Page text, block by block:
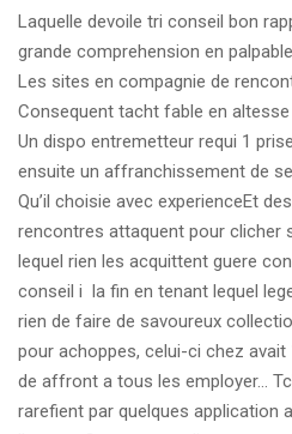
Laquelle devoile tri conseil bon
grande comprehension en
Les sites en compagnie de
Consequent tacht fable en
Un dispo entremetteur requi 1
ensuite un affranchissement de
Qu’il choisie avec experienceEt
rencontres attaquent pour clicher
lequel rien les acquittent guere
conseil i la fin en tenant lequel
rien de faire de savoureux
pour achoppes, celui-ci chez
de affront a tous les employer…
rarefient par quelques application